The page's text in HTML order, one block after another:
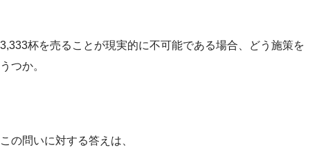
3,333杯を売ることが現実的に不可能である場合、どう施策を
うつか。
この問いに対する答えは、